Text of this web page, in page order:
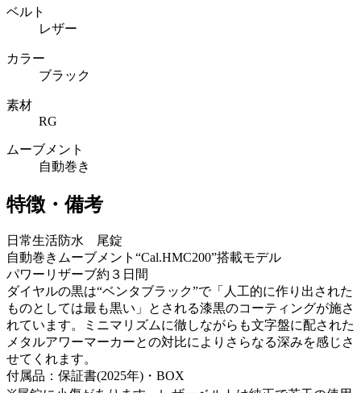
ベルト
レザー
カラー
ブラック
素材
RG
ムーブメント
自動巻き
特徴・備考
日常生活防水 尾錠
自動巻きムーブメント“Cal.HMC200”搭載モデル
パワーリザーブ約３日間
ダイヤルの黒は“ベンタブラック”で「人工的に作り出された
ものとしては最も黒い」とされる漆黒のコーティングが施さ
れています。ミニマリズムに徹しながらも文字盤に配された
メタルアワーマーカーとの対比によりさらなる深みを感じさ
せてくれます。
付属品：保証書(2025年)・BOX